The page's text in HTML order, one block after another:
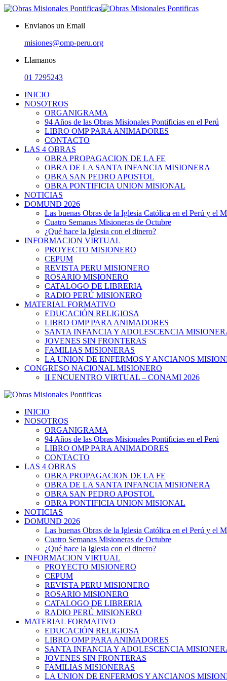
Envianos un Email
misiones@omp-peru.org
Llamanos
01 7295243
INICIO
NOSOTROS
ORGANIGRAMA
94 Años de las Obras Misionales Pontificias en el Perú
LIBRO OMP PARA ANIMADORES
CONTACTO
LAS 4 OBRAS
OBRA PROPAGACION DE LA FE
OBRA DE LA SANTA INFANCIA MISIONERA
OBRA SAN PEDRO APOSTOL
OBRA PONTIFICIA UNION MISIONAL
NOTICIAS
DOMUND 2026
Las buenas Obras de la Iglesia Católica en el Perú y el
Cuatro Semanas Misioneras de Octubre
¿Qué hace la Iglesia con el dinero?
INFORMACION VIRTUAL
PROYECTO MISIONERO
CEPUM
REVISTA PERU MISIONERO
ROSARIO MISIONERO
CATALOGO DE LIBRERIA
RADIO PERÚ MISIONERO
MATERIAL FORMATIVO
EDUCACIÓN RELIGIOSA
LIBRO OMP PARA ANIMADORES
SANTA INFANCIA Y ADOLESCENCIA
JOVENES SIN FRONTERAS
FAMILIAS MISIONERAS
LA UNION DE ENFERMOS Y ANCIANOS
CONGRESO NACIONAL MISIONERO
II ENCUENTRO VIRTUAL – CONAMI 2026
INICIO
NOSOTROS
ORGANIGRAMA
94 Años de las Obras Misionales Pontificias en el Perú
LIBRO OMP PARA ANIMADORES
CONTACTO
LAS 4 OBRAS
OBRA PROPAGACION DE LA FE
OBRA DE LA SANTA INFANCIA MISIONERA
OBRA SAN PEDRO APOSTOL
OBRA PONTIFICIA UNION MISIONAL
NOTICIAS
DOMUND 2026
Las buenas Obras de la Iglesia Católica en el Perú y el
Cuatro Semanas Misioneras de Octubre
¿Qué hace la Iglesia con el dinero?
INFORMACION VIRTUAL
PROYECTO MISIONERO
CEPUM
REVISTA PERU MISIONERO
ROSARIO MISIONERO
CATALOGO DE LIBRERIA
RADIO PERÚ MISIONERO
MATERIAL FORMATIVO
EDUCACIÓN RELIGIOSA
LIBRO OMP PARA ANIMADORES
SANTA INFANCIA Y ADOLESCENCIA
JOVENES SIN FRONTERAS
FAMILIAS MISIONERAS
LA UNION DE ENFERMOS Y ANCIANOS